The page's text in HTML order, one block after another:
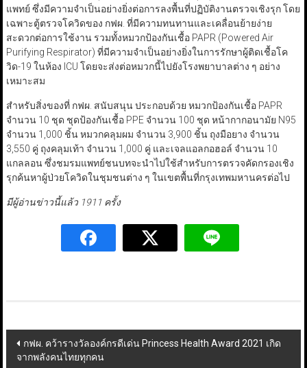
แพทย์ ซึ่งมีความจำเป็นอย่างยิ่งต่อการลงพื้นที่ปฏิบัติงานตรวจเชิงรุก โดย
เฉพาะตู้ตรวจโควิดของ กฟผ. ที่มีความทนทานและเคลื่อนย้ายง่าย
สะดวกต่อการใช้งาน รวมทั้งหมวกป้องกันเชื้อ PAPR (Powered Air
Purifying Respirator) ที่มีความจำเป็นอย่างยิ่งในการรักษาผู้ติดเชื้อโค
วิด-19 ในห้อง ICU โดยจะส่งต่อหมวกนี้ไปยังโรงพยาบาลต่าง ๆ อย่าง
เหมาะสม
สำหรับสิ่งของที่ กฟผ. สนับสนุน ประกอบด้วย หมวกป้องกันเชื้อ PAPR
จำนวน 10 ชุด ชุดป้องกันเชื้อ PPE จำนวน 100 ชุด หน้ากากอนามัย N95
จำนวน 1,000 ชิ้น หมวกคลุมผม จำนวน 3,900 ชิ้น ถุงมือยาง จำนวน
3,550 คู่ ถุงคลุมเท้า จำนวน 1,000 คู่ และเจลแอลกอฮอล์ จำนวน 10
แกลลอน ซึ่งชมรมแพทย์ชนบทจะนำไปใช้สำหรับการตรวจคัดกรองเชิง
รุกค้นหาผู้ป่วยโควิดในชุมชนต่าง ๆ ในเขตพื้นที่กรุงเทพมหานครต่อไป
มีผู้อ่านข่าวนี้แล้ว 1911 ครั้ง
Post
กฟผ. คว้ารางวัลองค์กรดีเด่น Princess Health Award 2021 เกิด
จากพลังคนไทยทุกคน